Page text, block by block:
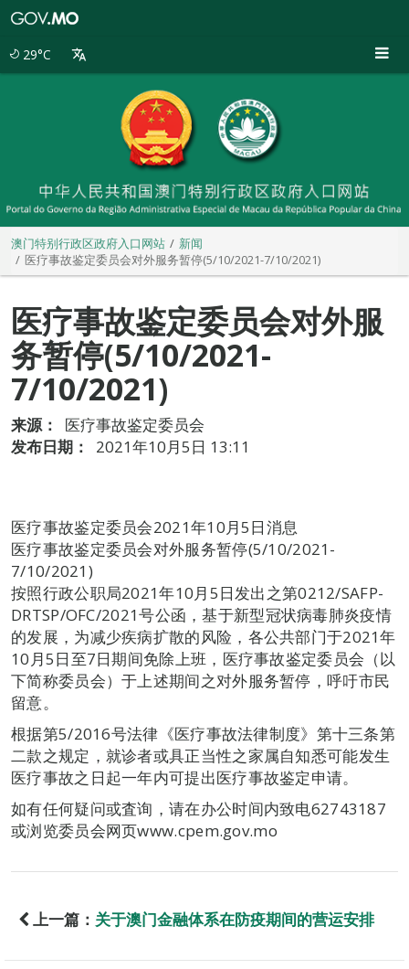
29°C
澳门特别行政区政府入口网站
新闻
医疗事故鉴定委员会对外服务暂停(5/10/2021-7/10/2021)
医疗事故鉴定委员会对外服
务暂停(5/10/2021-
7/10/2021)
来源：
医疗事故鉴定委员会
发布日期：
2021年10月5日 13:11
医疗事故鉴定委员会2021年10月5日消息
医疗事故鉴定委员会对外服务暂停(5/10/2021-
7/10/2021)
按照行政公职局2021年10月5日发出之第0212/SAFP-
DRTSP/OFC/2021号公函，基于新型冠状病毒肺炎疫情
的发展，为减少疾病扩散的风险，各公共部门于2021年
10月5日至7日期间免除上班，医疗事故鉴定委员会（以
下简称委员会）于上述期间之对外服务暂停，呼吁市民
留意。
根据第5/2016号法律《医疗事故法律制度》第十三条第
二款之规定，就诊者或具正当性之家属自知悉可能发生
医疗事故之日起一年内可提出医疗事故鉴定申请。
如有任何疑问或査询，请在办公时间内致电62743187
或浏览委员会网页www.cpem.gov.mo
上一篇： 关于澳门金融体系在防疫期间的营运安排